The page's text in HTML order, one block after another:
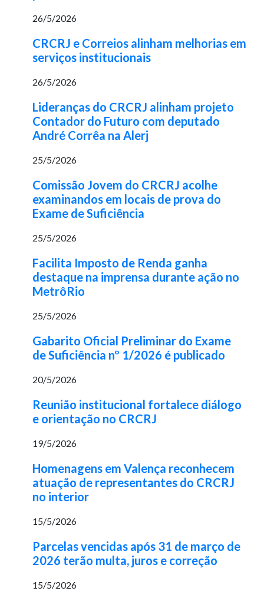
26/5/2026
CRCRJ e Correios alinham melhorias em
serviços institucionais
26/5/2026
Lideranças do CRCRJ alinham projeto
Contador do Futuro com deputado
André Corrêa na Alerj
25/5/2026
Comissão Jovem do CRCRJ acolhe
examinandos em locais de prova do
Exame de Suficiência
25/5/2026
Facilita Imposto de Renda ganha
destaque na imprensa durante ação no
MetrôRio
25/5/2026
Gabarito Oficial Preliminar do Exame
de Suficiência nº 1/2026 é publicado
20/5/2026
Reunião institucional fortalece diálogo
e orientação no CRCRJ
19/5/2026
Homenagens em Valença reconhecem
atuação de representantes do CRCRJ
no interior
15/5/2026
Parcelas vencidas após 31 de março de
2026 terão multa, juros e correção
15/5/2026